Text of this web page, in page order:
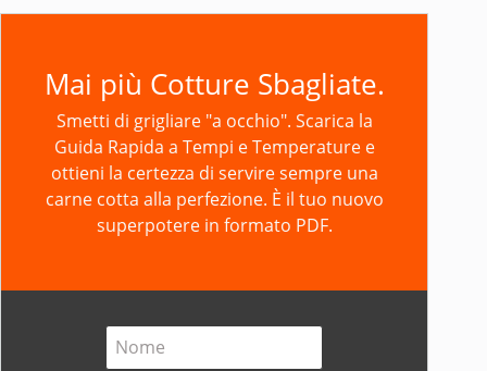
Mai più Cotture Sbagliate.
Smetti di grigliare "a occhio". Scarica la
Guida Rapida a Tempi e Temperaturee
ottieni la certezza di servire sempre una
carne cotta alla perfezione. È il tuo nuovo
superpotere in formato PDF.